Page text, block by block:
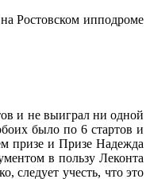
Ростовском ипподроме
и не выиграл ни одной
было по 6 стартов и
призе и Призе Надежда
в пользу Леконта
следует учесть, что это